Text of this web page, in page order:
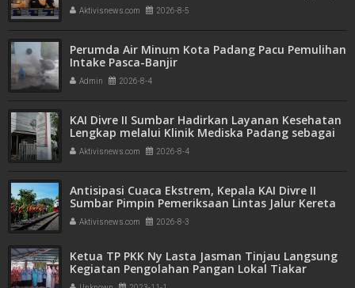
Aktivisnews.com 2026-8-5
Perumda Air Minum Kota Padang Pacu Pemulihan
Intake Pasca-Banjir
Admin 2026-8-4
KAI Divre II Sumbar Hadirkan Layanan Kesehatan
Lengkap melalui Klinik Mediska Padang sebagai
Fasilitas Kesehatan Tingkat Pertama (FKTP)
Aktivisnews.com 2026-8-4
Antisipasi Cuaca Ekstrem, Kepala KAI Divre II
Sumbar Pimpin Pemeriksaan Lintas Jalur Kereta
Api Padang–Bukit Putus
Aktivisnews.com 2026-8-3
Ketua TP PKK Ny Lasta Jasman Tinjau Langsung
Kegiatan Pengolahan Pangan Lokal Tiakar